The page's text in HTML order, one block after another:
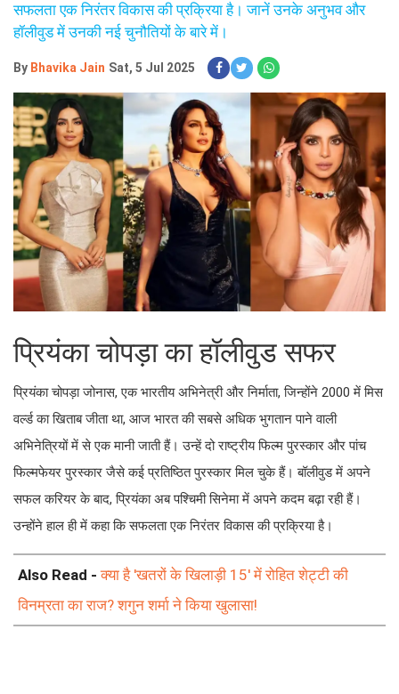
सफलता एक निरंतर विकास की प्रक्रिया है। जानें उनके अनुभव और
हॉलीवुड में उनकी नई चुनौतियों के बारे में।
By Bhavika Jain Sat, 5 Jul 2025
प्रियंका चोपड़ा का हॉलीवुड सफर
प्रियंका चोपड़ा जोनास, एक भारतीय अभिनेत्री और निर्माता, जिन्होंने 2000 में मिस
वर्ल्ड का खिताब जीता था, आज भारत की सबसे अधिक भुगतान पाने वाली
अभिनेत्रियों में से एक मानी जाती हैं। उन्हें दो राष्ट्रीय फिल्म पुरस्कार और पांच
फिल्मफेयर पुरस्कार जैसे कई प्रतिष्ठित पुरस्कार मिल चुके हैं। बॉलीवुड में अपने
सफल करियर के बाद, प्रियंका अब पश्चिमी सिनेमा में अपने कदम बढ़ा रही हैं।
उन्होंने हाल ही में कहा कि सफलता एक निरंतर विकास की प्रक्रिया है।
Also Read -क्या है 'खतरों के खिलाड़ी 15' में रोहित शेट्टी की
विनम्रता का राज? शगुन शर्मा ने किया खुलासा!